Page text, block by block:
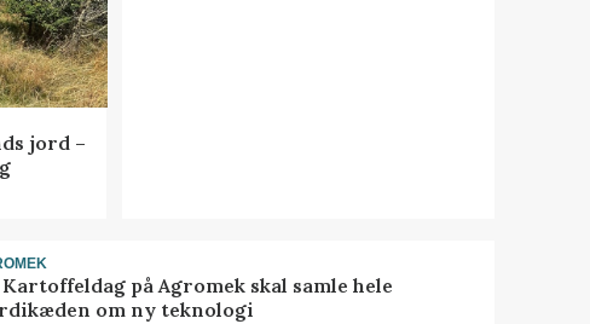
jord –
på Agromek skal samle hele
om ny teknologi